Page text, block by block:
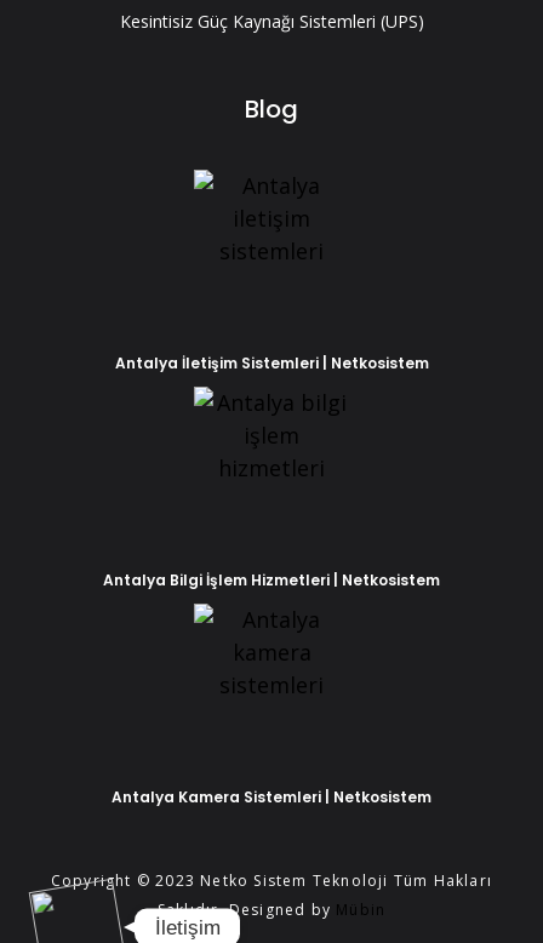
Kesintisiz Güç Kaynağı Sistemleri (UPS)
Blog
Antalya İletişim Sistemleri | Netkosistem
Antalya Bilgi İşlem Hizmetleri | Netkosistem
Antalya Kamera Sistemleri | Netkosistem
Copyright © 2023 Netko Sistem Teknoloji Tüm Hakları
Saklıdır. Designed by Mübin
WhatsApp
İletişim